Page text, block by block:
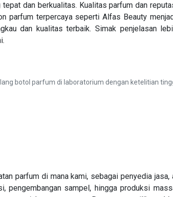
dan berkualitas. Kualitas parfum dan
parfum terpercaya seperti Alfas Beauty
dan kualitas terbaik. Simak penjelasan
botol parfum di laboratorium dengan ketelitian
parfum di mana kami, sebagai penyedia
sampel, hingga produksi